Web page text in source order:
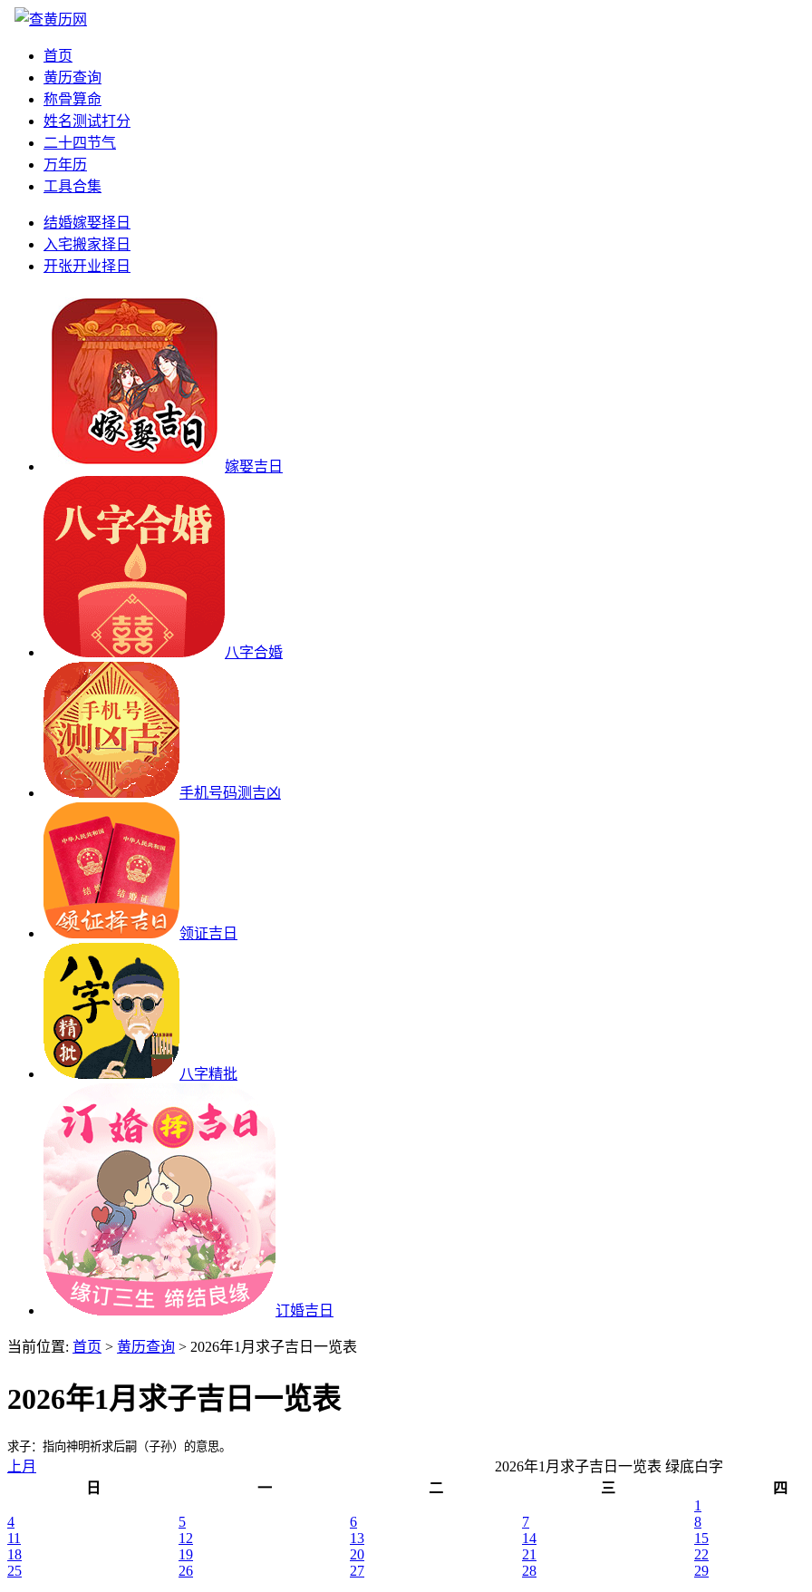
首页
黄历查询
称骨算命
姓名测试打分
二十四节气
万年历
工具合集
结婚嫁娶择日
入宅搬家择日
开张开业择日
嫁娶吉日
八字合婚
手机号码测吉凶
领证吉日
八字精批
订婚吉日
当前位置: 首页 > 黄历查询 > 2026年1月求子吉日一览表
2026年1月求子吉日一览表
求子：指向神明祈求后嗣（子孙）的意思。
上月 2026年1月求子吉日一览表 绿底白字
日
一 二 三 四
1
4
5 6 7 8
11
12 13 14 15
18
19 20 21 22
25
26 27 28 29